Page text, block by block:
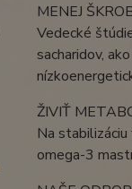
MENEJ
Vedecké
sacharidov,
ŽIVIŤ
Na
omega-3